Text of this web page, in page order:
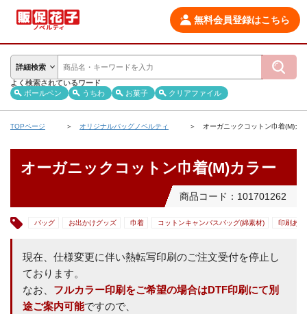
無料会員登録はこちら
詳細検索
よく検索されているワード
ボールペン
うちわ お菓子 クリアファイル
TOPページ オリジナルバッグノベルティ オーガニックコットン巾着(M)カ
オーガニックコットン巾着(M)カラー
商品コード：101701262
バッグ お出かけグッズ 巾着 コットンキャンバスバッグ(綿素材) 印刷あり
現在、仕様変更に伴い熱転写印刷のご注文受付を停止し
ております。
なお、 フルカラー印刷をご希望の場合はDTF印刷にて別
途ご案内可能ですので、